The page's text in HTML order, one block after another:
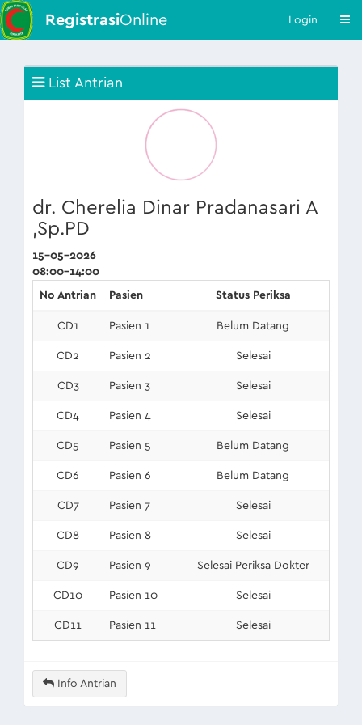
RegistrasiOnline Login
List Antrian
dr. Cherelia Dinar Pradanasari A
,Sp.PD
15-05-2026
08:00-14:00
No Antrian Pasien Status Periksa
CD1 Pasien 1 Belum Datang
CD2 Pasien 2 Selesai
CD3 Pasien 3 Selesai
CD4 Pasien 4 Selesai
CD5 Pasien 5 Belum Datang
CD6 Pasien 6 Belum Datang
CD7 Pasien 7 Selesai
CD8 Pasien 8 Selesai
CD9 Pasien 9 Selesai Periksa Dokter
CD10 Pasien 10 Selesai
CD11 Pasien 11 Selesai
Info Antrian